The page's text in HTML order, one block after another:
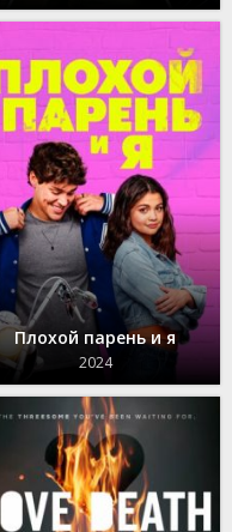
Плохой парень и я
2024